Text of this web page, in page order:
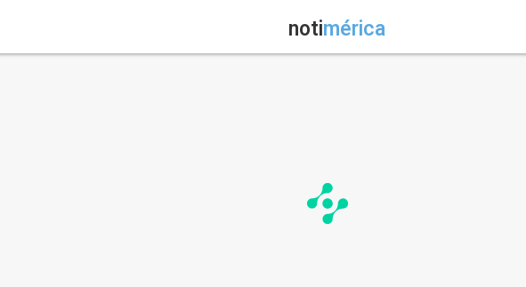
notimérica